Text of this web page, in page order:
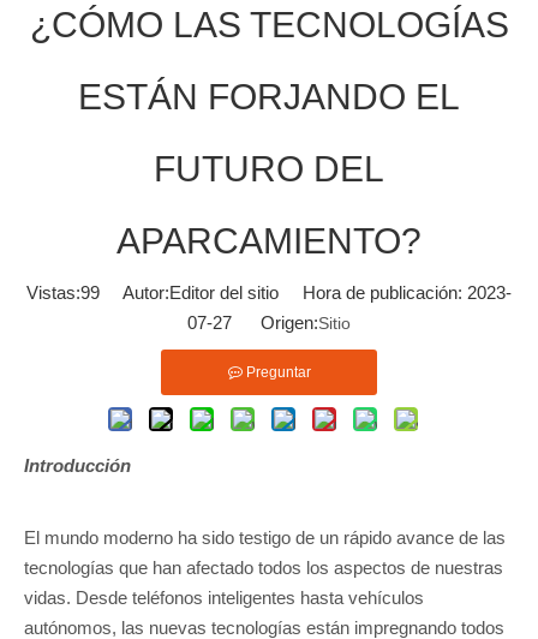
¿CÓMO LAS TECNOLOGÍAS
ESTÁN FORJANDO EL
FUTURO DEL
APARCAMIENTO?
Vistas:99 Autor:Editor del sitio Hora de publicación: 2023-
07-27 Origen:Sitio
Preguntar
Introducción
El mundo moderno ha sido testigo de un rápido avance de las
tecnologías que han afectado todos los aspectos de nuestras
vidas. Desde teléfonos inteligentes hasta vehículos
autónomos, las nuevas tecnologías están impregnando todos